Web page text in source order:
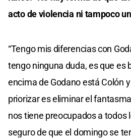
acto de violencia ni tampoco
“Tengo mis diferencias con
tengo ninguna duda, es que es
encima de Godano está Colón
priorizar es eliminar el
nos tiene preocupados a todos
seguro de que el domingo se